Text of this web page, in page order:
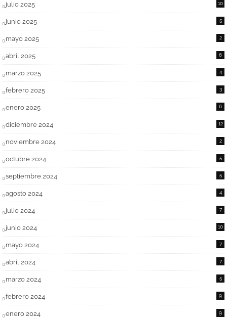
julio 2025 10
junio 2025 5
mayo 2025 2
abril 2025 6
marzo 2025 4
febrero 2025 3
enero 2025 6
diciembre 2024 12
noviembre 2024 2
octubre 2024 5
septiembre 2024 5
agosto 2024 4
julio 2024 7
junio 2024 10
mayo 2024 7
abril 2024 7
marzo 2024 5
febrero 2024 9
enero 2024 9